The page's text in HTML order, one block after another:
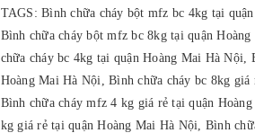
TAGS: Bình chữa cháy bột mfz bc 4kg tại
Bình chữa cháy bột mfz bc 8kg tại quận
chữa cháy bc 4kg tại quận Hoàng Mai Hà
Hoàng Mai Hà Nội, Bình chữa cháy bc 8kg
Bình chữa cháy mfz 4 kg giá rẻ tại quận
kg giá rẻ tại quận Hoàng Mai Hà Nội, Bình